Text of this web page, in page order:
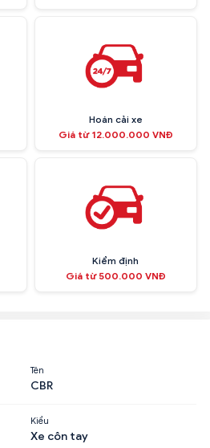
Hoán cải xe
Giá từ 12.000.000 VNĐ
Kiểm định
Giá từ 500.000 VNĐ
Tên
CBR
Kiểu
Xe côn tay